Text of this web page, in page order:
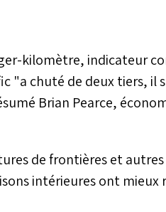
kilomètre, indicateur
"a chuté de deux tiers, il
Brian Pearce,
de frontières et
intérieures ont